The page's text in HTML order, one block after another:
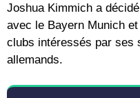
Joshua Kimmich a
avec le Bayern Munich
clubs intéressés par ses
allemands.